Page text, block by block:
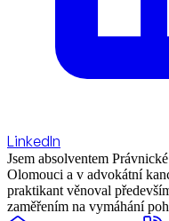
LinkedIn
Jsem absolventem
Olomouci a v advokátní
praktikant věnoval
zaměřením na vymáhání